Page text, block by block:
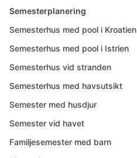
Semesterplanering
Semesterhus med pool i Kroatien
Semesterhus med pool i Istrien
Semesterhus vid stranden
Semesterhus med havsutsikt
Semester med husdjur
Semester vid havet
Familjesemester med barn